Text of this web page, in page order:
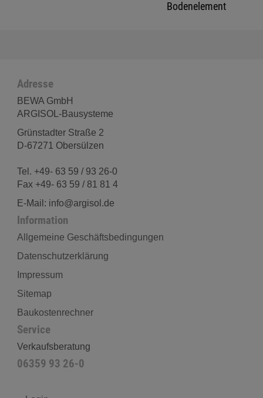
Bodenelement
Adresse
BEWA GmbH
ARGISOL-Bausysteme
Grünstadter Straße 2
D-67271 Obersülzen
Tel. +49- 63 59 / 93 26-0
Fax +49- 63 59 / 81 81 4
E-Mail: info@argisol.de
Information
Allgemeine Geschäftsbedingungen
Datenschutzerklärung
Impressum
Sitemap
Baukostenrechner
Service
Verkaufsberatung
06359 93 26-0